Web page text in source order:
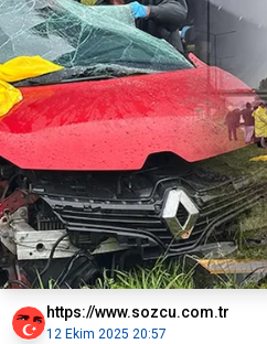
https://www.sozcu.com.tr
12 Ekim 2025 20:57